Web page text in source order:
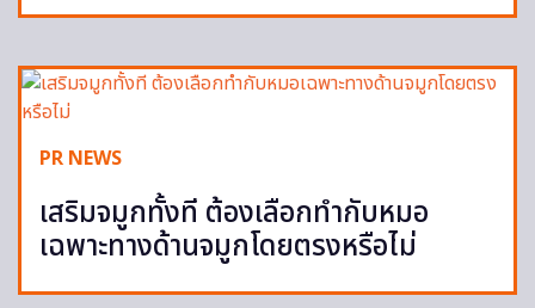
PR NEWS
เสริมจมูกทั้งที ต้องเลือกทำกับหมอ
เฉพาะทางด้านจมูกโดยตรงหรือไม่